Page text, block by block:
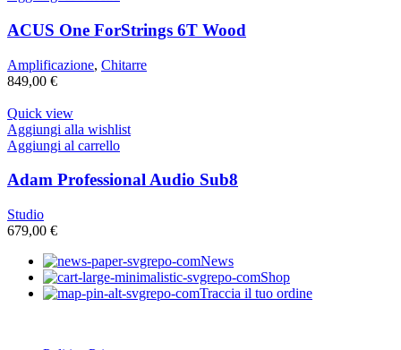
ACUS One ForStrings 6T Wood
Amplificazione, Chitarre
849,00 €
Quick view
Aggiungi alla wishlist
Aggiungi al carrello
Adam Professional Audio Sub8
Studio
679,00 €
News
Shop
Traccia il tuo ordine